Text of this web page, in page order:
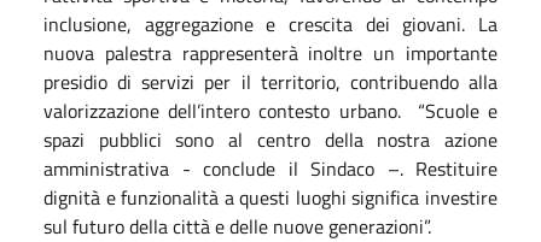
inclusione, aggregazione e crescita dei giovani. La
nuova palestra rappresenterà inoltre un importante
presidio di servizi per il territorio, contribuendo alla
valorizzazione dell’intero contesto urbano.
“Scuole e
spazi pubblici sono al centro della nostra azione
amministrativa - conclude il Sindaco –. Restituire
dignità e funzionalità a questi luoghi significa investire
sul futuro della città e delle nuove generazioni”.